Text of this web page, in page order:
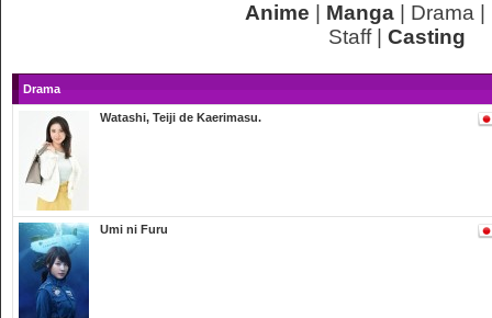
Anime Manga| Drama |
Staff | Casting
Drama
Watashi, Teiji de Kaerimasu.
Umi ni Furu